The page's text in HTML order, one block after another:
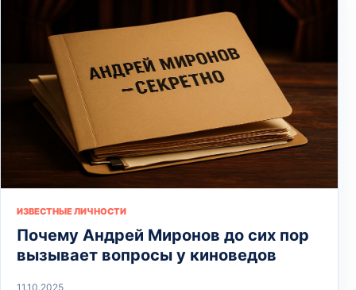
ИЗВЕСТНЫЕ ЛИЧНОСТИ
Почему Андрей Миронов до сих пор
вызывает вопросы у киноведов
11.10.2025